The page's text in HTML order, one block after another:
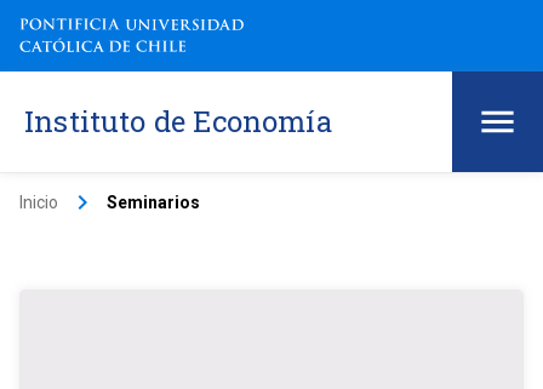
Instituto de Economía
Inicio keyboard_arrow_right Seminarios